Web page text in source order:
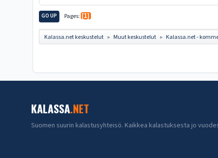
GO UP Pages 1
Kalassa.net keskustelut ► Muut keskustelut ► Kalassa.net -
KALASSA.NET
Suomen suurin kalastusyhteisö. Kaikkea kalastuksesta jo